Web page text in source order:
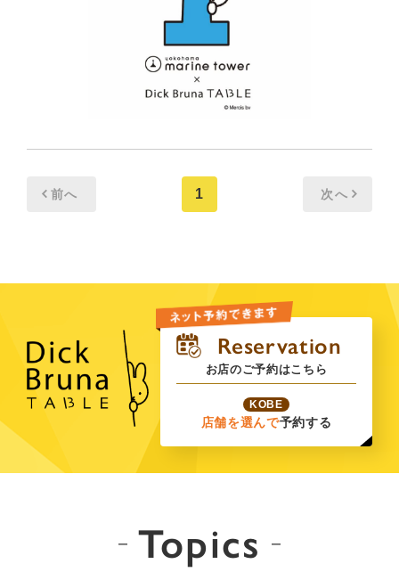
前へ 1 次へ
お店のご予約はこちら
KOBE
店舗を選んで予約する
Topics